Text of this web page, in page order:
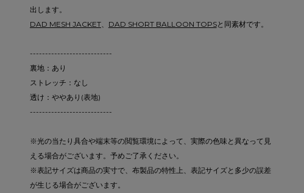
出します。
DAD MESH JACKET、 DAD SHORT BALLOON TOPSと同素材です。
---------------------------
裏地：あり
ストレッチ：なし
透け：ややあり(表地)
---------------------------
※光の当たり具合や端末等の閲覧環境によって、実際の色味と異なって見
える場合がございます。予めご了承ください。
※表記サイズは商品の実寸で、布製品の特性上、表記サイズと多少の誤差
が生じる場合がございます。